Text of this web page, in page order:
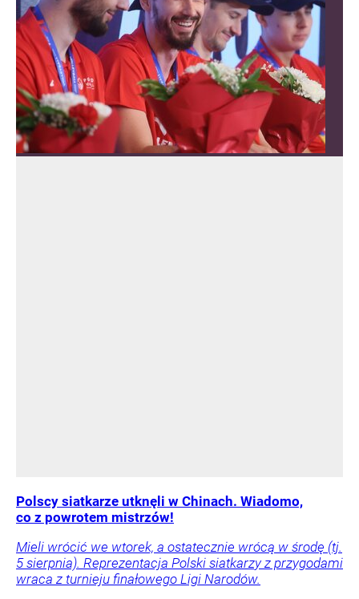
Polscy siatkarze utknęli w Chinach. Wiadomo,
co z powrotem mistrzów!
Mieli wrócić we wtorek, a ostatecznie wrócą w środę (tj.
5 sierpnia). Reprezentacja Polski siatkarzy z przygodami
wraca z turnieju finałowego Ligi Narodów.